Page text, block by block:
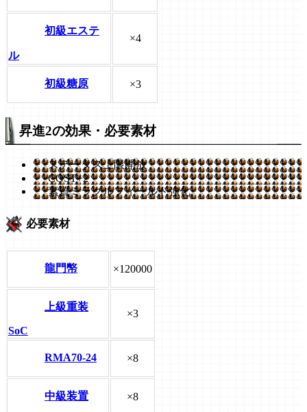
初級エステ
ル
×4
初級糖原 ×3
昇進2の効果・必要素材
ステータス上限開放
COST+2
素質ミラクルフィールド強化
必要素材
龍門幤 ×120000
上級重装
SoC
×3
RMA70-24 ×8
中級装置 ×8